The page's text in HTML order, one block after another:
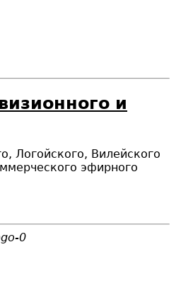
и
Логойского, Вилейского
эфирного
0